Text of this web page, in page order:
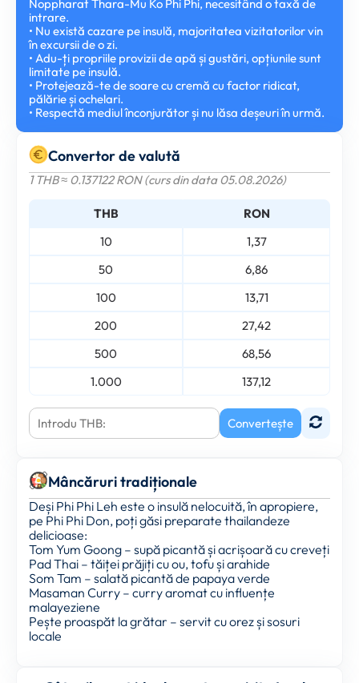
Noppharat Thara-Mu Ko Phi Phi, necesitând o taxă de
intrare.
• Nu există cazare pe insulă, majoritatea vizitatorilor vin
în excursii de o zi.
• Adu-ți propriile provizii de apă și gustări, opțiunile sunt
limitate pe insulă.
• Protejează-te de soare cu cremă cu factor ridicat,
pălărie și ochelari.
• Respectă mediul înconjurător și nu lăsa deșeuri în urmă.
Convertor de valută
1 THB ≈ 0.137122 RON (curs din data 05.08.2026)
THB
RON
10
1,37
50
6,86
100
13,71
200
27,42
500
68,56
1.000
137,12
Convertește
Mâncăruri tradiționale
Deși Phi Phi Leh este o insulă nelocuită, în apropiere,
pe Phi Phi Don, poți găsi preparate thailandeze
delicioase:
Tom Yum Goong – supă picantă și acrișoară cu creveți
Pad Thai – tăiței prăjiți cu ou, tofu și arahide
Som Tam – salată picantă de papaya verde
Masaman Curry – curry aromat cu influențe
malayeziene
Pește proaspăt la grătar – servit cu orez și sosuri
locale